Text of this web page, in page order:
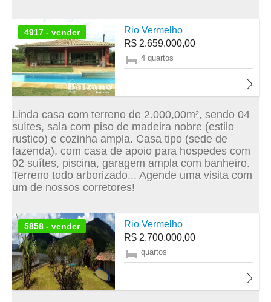
4917 - vender
Rio Vermelho
R$ 2.659.000,00
4 quartos
Linda casa com terreno de 2.000,00m², sendo 04
suítes, sala com piso de madeira nobre (estilo
rustico) e cozinha ampla. Casa tipo (sede de
fazenda), com casa de apoio para hospedes com
02 suítes, piscina, garagem ampla com banheiro.
Terreno todo arborizado... Agende uma visita com
um de nossos corretores!
5858 - vender
Rio Vermelho
R$ 2.700.000,00
quartos